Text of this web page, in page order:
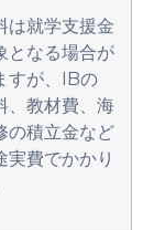
は就学支援金
となる場合が
すが、IBの
、教材費、海
の積立金など
実費でかかり